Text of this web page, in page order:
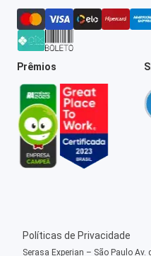
Prêmios
Políticas de Privacidade
Serasa Experian – São Paulo